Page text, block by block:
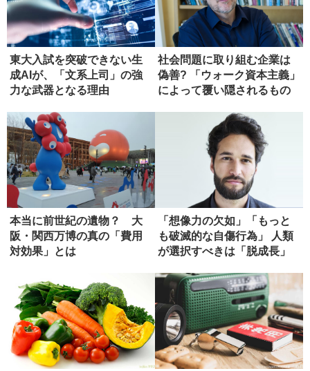
東大入試を突破できない生
成AIが、「文系上司」の強
力な武器となる理由
社会問題に取り組む企業は
偽善? 「ウォーク資本主義」
によって覆い隠されるもの
本当に前世紀の遺物？ 大
阪・関西万博の真の「費用
対効果」とは
「想像力の欠如」「もっと
も破滅的な自傷行為」 人類
が選択すべきは「脱成長」